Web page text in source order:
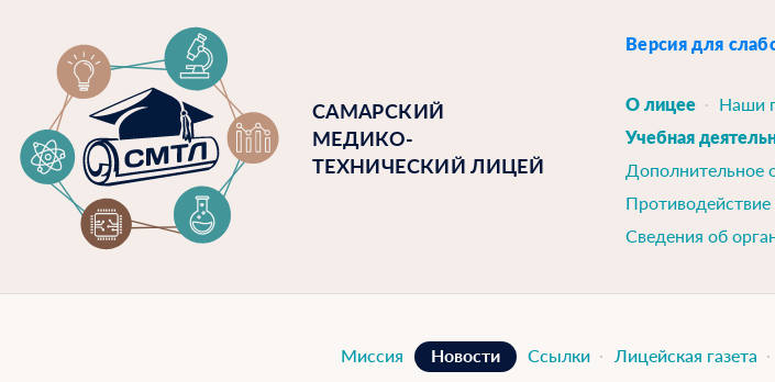
САМАРСКИЙ
МЕДИКО-
ТЕХНИЧЕСКИЙ ЛИЦЕЙ
Версия для
О лицее Наши
Учебная
Дополнительное
Сведения об
Миссия Новости Ссылки Лицейская газета